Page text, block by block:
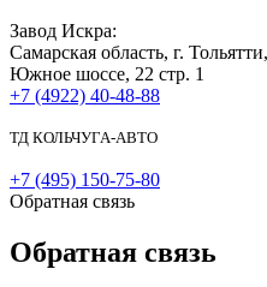
Завод Искра:
Самарская область, г. Тольятти,
Южное шоссе, 22 стр. 1
+7 (4922) 40-48-88
ТД КОЛЬЧУГА-АВТО
+7 (495) 150-75-80
Обратная связь
Обратная связь